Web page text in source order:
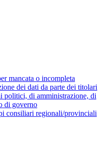
mancata o incompleta
dei dati da parte dei titolari
politici, di amministrazione, di
di governo
consiliari regionali/provinciali